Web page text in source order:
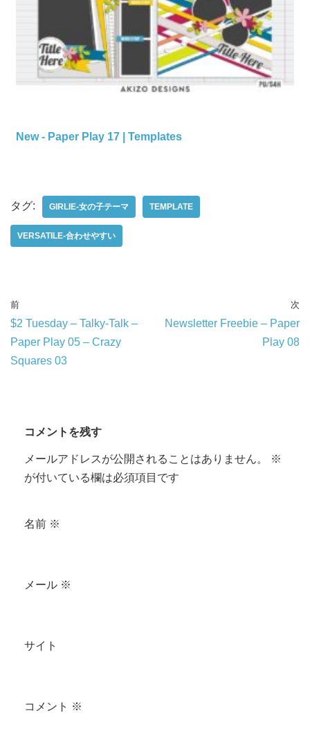
New - Paper Play 17 | Templates
タグ: GIRLIE-女の子テーマ TEMPLATE
VERSATILE-合わせやすい
前
$2 Tuesday – Talky-Talk –
Paper Play 05 – Crazy
Squares 03
次
Newsletter Freebie – Paper
Play 08
コメントを残す
メールアドレスが公開されることはありません。
※
が付いている欄は必須項目です
名前 ※
メール ※
サイト
コメント ※